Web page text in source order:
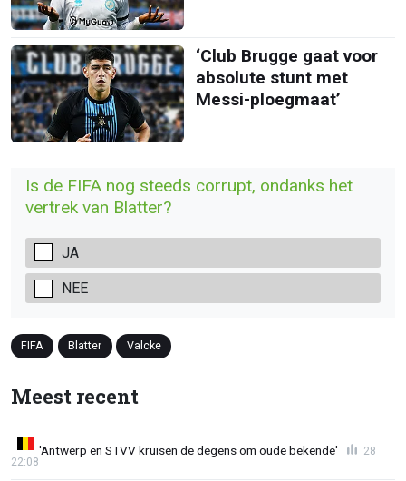
‘Club Brugge gaat voor
absolute stunt met
Messi-ploegmaat’
Is de FIFA nog steeds corrupt, ondanks het
vertrek van Blatter?
JA
NEE
FIFA Blatter Valcke
Meest recent
'Antwerp en STVV kruisen de degens om oude bekende'
22:08
28